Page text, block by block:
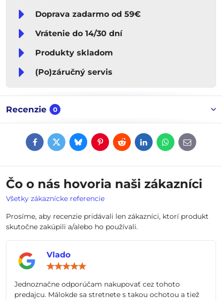
Doprava zadarmo od 59€
Vrátenie do 14/30 dní
Produkty skladom
(Po)záručný servis
Recenzie 0
FacebookTwitterBlueskyPinterestRedditLinkedInWhatsApp
E-
mail
Čo o nás hovoria naši zákazníci
Všetky zákaznícke referencie
Prosíme, aby recenzie pridávali len zákazníci, ktorí produkt
skutočne zakúpili a/alebo ho používali.
Vlado
5
Jednoznačne odporúčam nakupovať cez tohoto
predajcu. Málokde sa stretnete s takou ochotou a tiež